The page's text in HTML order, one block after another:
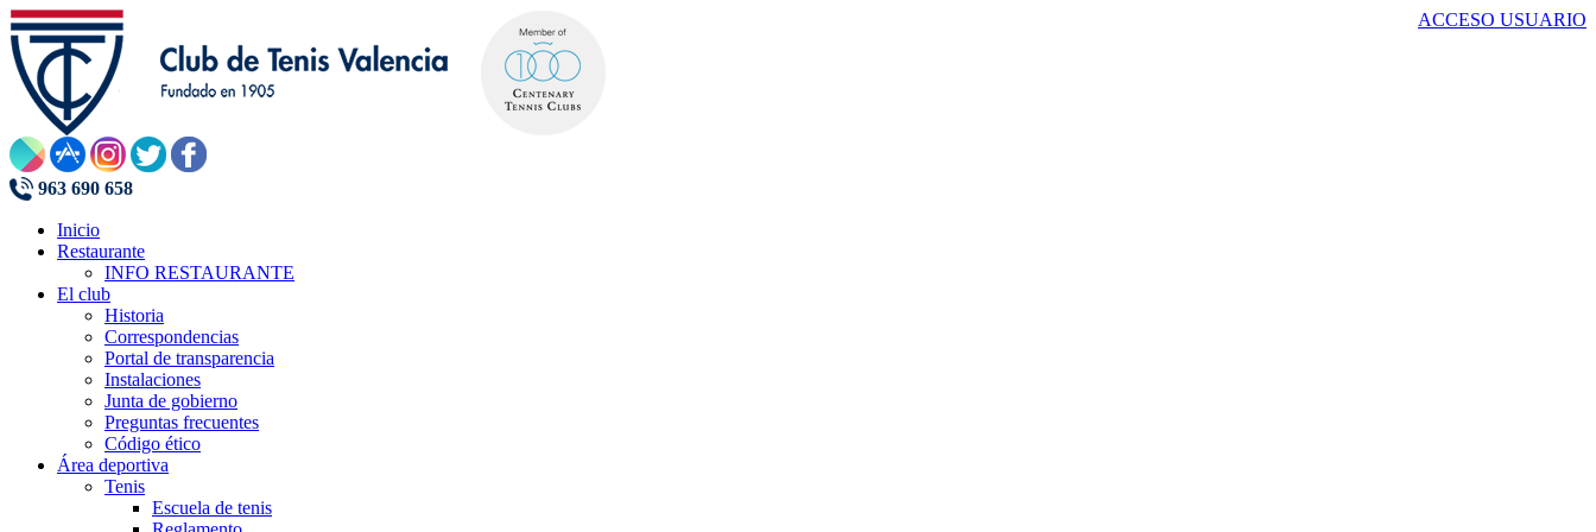
ACCESO USUARIO
963 690 658
Inicio
Restaurante
INFO RESTAURANTE
El club
Historia
Correspondencias
Portal de transparencia
Instalaciones
Junta de gobierno
Preguntas frecuentes
Código ético
Área deportiva
Tenis
Escuela de tenis